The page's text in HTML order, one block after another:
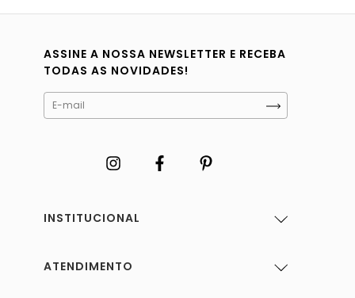
ASSINE A NOSSA NEWSLETTER E RECEBA
TODAS AS NOVIDADES!
INSTITUCIONAL
ATENDIMENTO